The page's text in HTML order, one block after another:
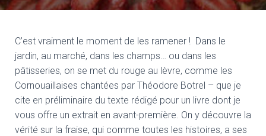
T
C’est vraiment le moment de les ramener ! Dans le
jardin, au marché, dans les champs… ou dans les
pâtisseries, on se met du rouge au lèvre, comme les
Cornouaillaises chantées par Théodore Botrel – que je
cite en préliminaire du texte rédigé pour un livre dont je
vous offre un extrait en avant-première. On y découvre la
vérité sur la fraise, qui comme toutes les histoires, a ses